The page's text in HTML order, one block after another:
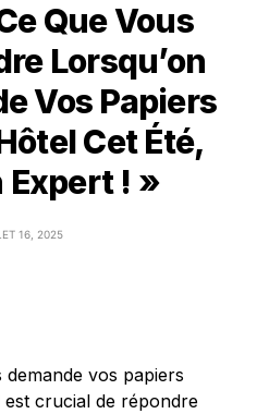
Que Vous
Lorsqu’on
Vos Papiers
Cet Été,
Expert ! »
16, 2025
demande vos papiers
est crucial de répondre